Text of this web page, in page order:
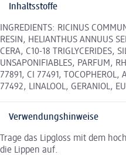
Inhaltsstoffe
INGREDIENTS: RICINUS
RESIN, HELIANTHUS ANNUUS
CERA, C10-18 TRIGLYCERIDES,
UNSAPONIFIABLES, PARFUM,
77891, CI 77491, TOCOPHEROL,
77492, LINALOOL, GERANIOL,
Verwendungshinweise
Trage das Lipgloss mit dem
die Lippen auf.